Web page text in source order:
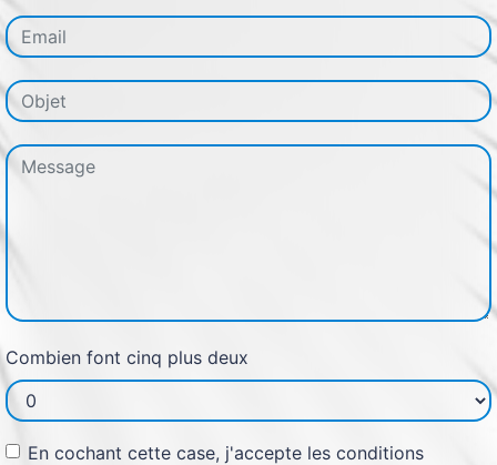
Combien font cinq plus deux
En cochant cette case, j'accepte les conditions